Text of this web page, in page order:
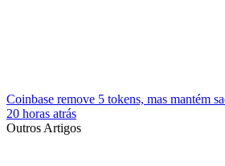
Coinbase remove 5 tokens, mas mantém
20 horas atrás
Outros Artigos